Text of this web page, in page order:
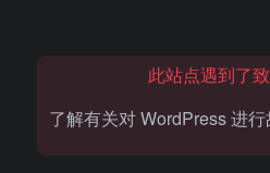
此站点遇到了致
了解有关对 WordPress 进行